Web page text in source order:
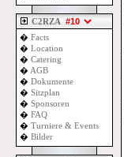
C2RZA
� Facts
� Location
� Catering
� AGB
� Dokumente
� Sitzplan
� Sponsoren
� FAQ
� Turniere & Events
� Bilder